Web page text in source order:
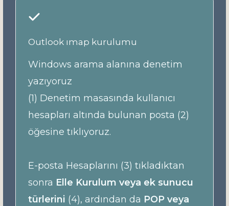
Outlook ımap kurulumu
Windows arama alanına denetim
yazıyoruz
(1) Denetim masasında kullanıcı
hesapları altında bulunan posta (2)
öğesine tıklıyoruz.
E-posta Hesaplarını (3) tıkladıktan
sonra Elle Kurulum veya ek sunucu
türlerini (4), ardından da POP veya